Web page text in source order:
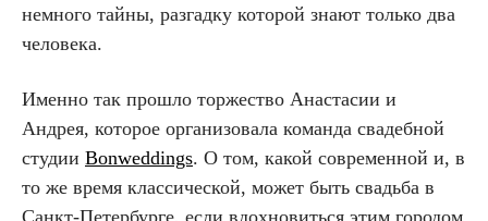
немного тайны, разгадку которой знают только два
человека.
Именно так прошло торжество Анастасии и
Андрея, которое организовала команда свадебной
студии Bonweddings. О том, какой современной и, в
то же время классической, может быть свадьба в
Санкт-Петербурге, если вдохновиться этим городом